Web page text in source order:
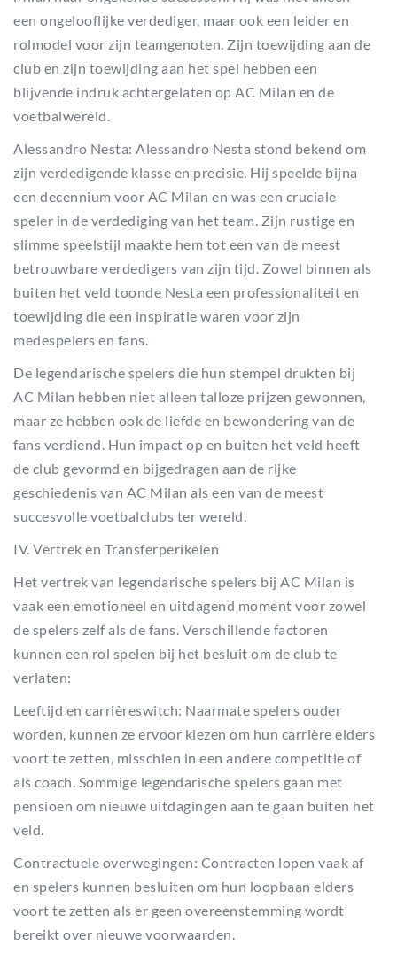
een ongelooflijke verdediger, maar ook een leider en
rolmodel voor zijn teamgenoten. Zijn toewijding aan de
club en zijn toewijding aan het spel hebben een
blijvende indruk achtergelaten op AC Milan en de
voetbalwereld.
Alessandro Nesta: Alessandro Nesta stond bekend om
zijn verdedigende klasse en precisie. Hij speelde bijna
een decennium voor AC Milan en was een cruciale
speler in de verdediging van het team. Zijn rustige en
slimme speelstijl maakte hem tot een van de meest
betrouwbare verdedigers van zijn tijd. Zowel binnen als
buiten het veld toonde Nesta een professionaliteit en
toewijding die een inspiratie waren voor zijn
medespelers en fans.
De legendarische spelers die hun stempel drukten bij
AC Milan hebben niet alleen talloze prijzen gewonnen,
maar ze hebben ook de liefde en bewondering van de
fans verdiend. Hun impact op en buiten het veld heeft
de club gevormd en bijgedragen aan de rijke
geschiedenis van AC Milan als een van de meest
succesvolle voetbalclubs ter wereld.
IV. Vertrek en Transferperikelen
Het vertrek van legendarische spelers bij AC Milan is
vaak een emotioneel en uitdagend moment voor zowel
de spelers zelf als de fans. Verschillende factoren
kunnen een rol spelen bij het besluit om de club te
verlaten:
Leeftijd en carrièreswitch: Naarmate spelers ouder
worden, kunnen ze ervoor kiezen om hun carrière elders
voort te zetten, misschien in een andere competitie of
als coach. Sommige legendarische spelers gaan met
pensioen om nieuwe uitdagingen aan te gaan buiten het
veld.
Contractuele overwegingen: Contracten lopen vaak af
en spelers kunnen besluiten om hun loopbaan elders
voort te zetten als er geen overeenstemming wordt
bereikt over nieuwe voorwaarden.